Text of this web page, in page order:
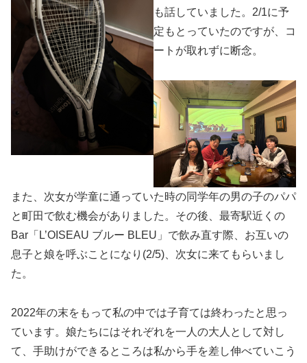
も話していました。2/1に予
定もとっていたのですが、コ
ートが取れずに断念。
また、次女が学童に通っていた時の同学年の男の子のパパ
と町田で飲む機会がありました。その後、最寄駅近くの
Bar「L’OISEAU ブルー BLEU」で飲み直す際、お互いの
息子と娘を呼ぶことになり(2/5)、次女に来てもらいまし
た。
2022年の末をもって私の中では子育ては終わったと思っ
ています。娘たちにはそれぞれを一人の大人として対し
て、手助けができるところは私から手を差し伸べていこう